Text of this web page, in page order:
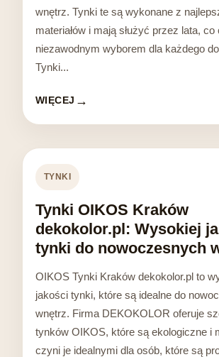
wnętrz. Tynki te są wykonane z
materiałów i mają służyć przez lata, co
niezawodnym wyborem dla każdego
Tynki...
WIĘCEJ
TYNKI
Tynki OIKOS Kraków
dekokolor.pl: Wysokiej
tynki do nowoczesnych
OIKOS Tynki Kraków dekokolor.pl to
jakości tynki, które są idealne do
wnętrz. Firma DEKOKOLOR oferuje
tynków OIKOS, które są ekologiczne i
czyni je idealnymi dla osób, które są